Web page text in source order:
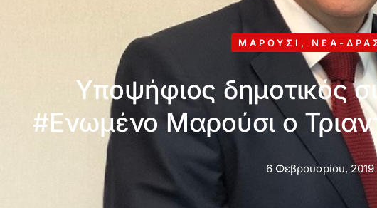
ΜΑΡΟΎΣΙ , ΝΈΑ-
Υποψήφιος δημοτικός
#Ενωμένο Μαρούσι ο
6 Φεβρουαρίου, 2019